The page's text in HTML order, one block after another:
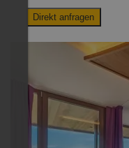
Direkt anfragen